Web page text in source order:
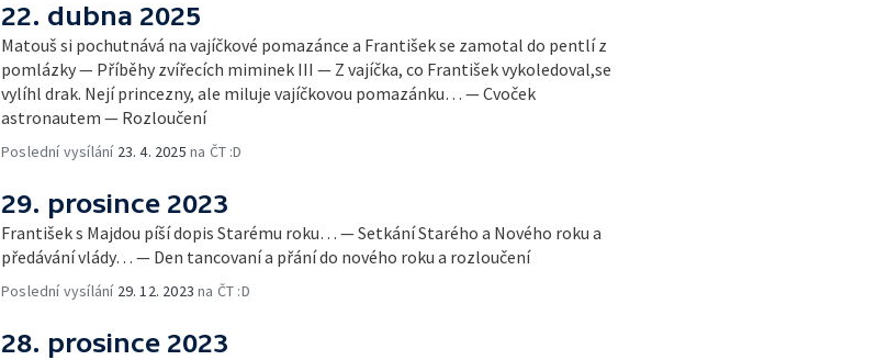
22. dubna 2025
Matouš si pochutnává na vajíčkové pomazánce a František se zamotal do pentlí z
pomlázky — Příběhy zvířecích miminek III — Z vajíčka, co František vykoledoval,se
vylíhl drak. Nejí princezny, ale miluje vajíčkovou pomazánku… — Cvoček
astronautem — Rozloučení
Poslední vysílání 23. 4. 2025 na ČT :D
29. prosince 2023
František s Majdou píší dopis Starému roku… — Setkání Starého a Nového roku a
předávání vlády… — Den tancovaní a přání do nového roku a rozloučení
Poslední vysílání 29. 12. 2023 na ČT :D
28. prosince 2023